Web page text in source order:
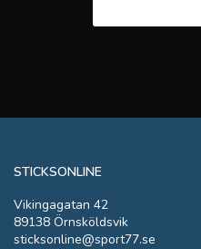
STICKSONLINE
Vikingagatan 42
89138 Örnsköldsvik
sticksonline@sport77.se